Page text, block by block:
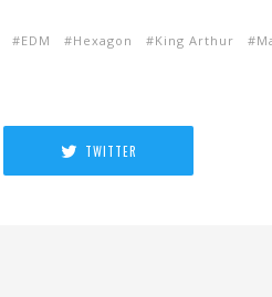
EDM Hexagon King Arthur
TWITTER